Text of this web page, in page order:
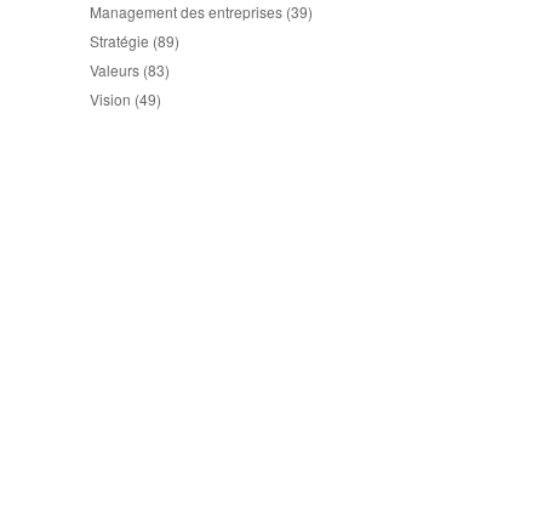
Management des entreprises (39)
Stratégie (89)
Valeurs (83)
Vision (49)